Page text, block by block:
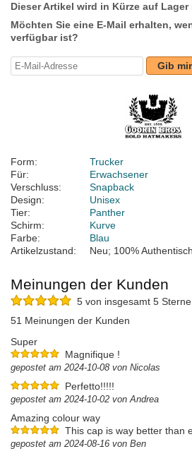
Dieser Artikel wird in Kürze auf Lager
Möchten Sie eine E-Mail erhalten,
verfügbar ist?
Gib
Form:
Trucker
Für:
Erwachsener
Verschluss:
Snapback
Design:
Unisex
Tier:
Panther
Schirm:
Kurve
Farbe:
Blau
Artikelzustand:
Neu; 100% Authentisch
Meinungen der Kunden
5 von insgesamt 5
51 Meinungen der Kunden
Super
Magnifique !
gepostet am 2024-10-08 von Nicolas
Perfetto!!!!!
gepostet am 2024-10-02 von Andrea
Amazing colour way
This cap is way better than
gepostet am 2024-08-16 von Ben